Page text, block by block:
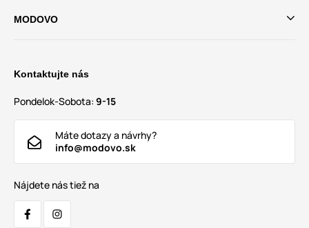
MODOVO
Kontaktujte nás
Pondelok-Sobota: 9-15
Máte dotazy a návrhy?
info@modovo.sk
Nájdete nás tiež na